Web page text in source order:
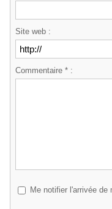
Site web :
Commentaire * :
Me notifier l'arrivée de